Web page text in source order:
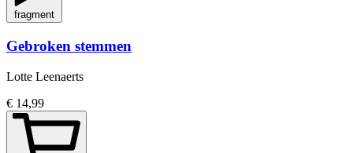
fragment
Gebroken stemmen
Lotte Leenaerts
€ 14,99